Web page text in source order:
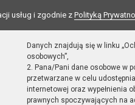
usług i zgodnie z Polityką
Danych znajdują się w linku
osobowych”,
2. Pana/Pani dane osobowe w
przetwarzane w celu
internetowej oraz wypełnienia
prawnych spoczywających na